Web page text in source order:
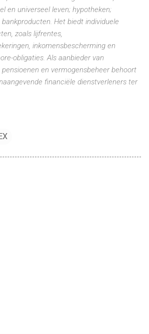
en universeel leven; hypotheken;
Het biedt individuele
zoals lijfrentes,
inkomensbescherming en
obligaties. Als aanbieder van
en vermogensbeheer behoort
financiële dienstverleners ter